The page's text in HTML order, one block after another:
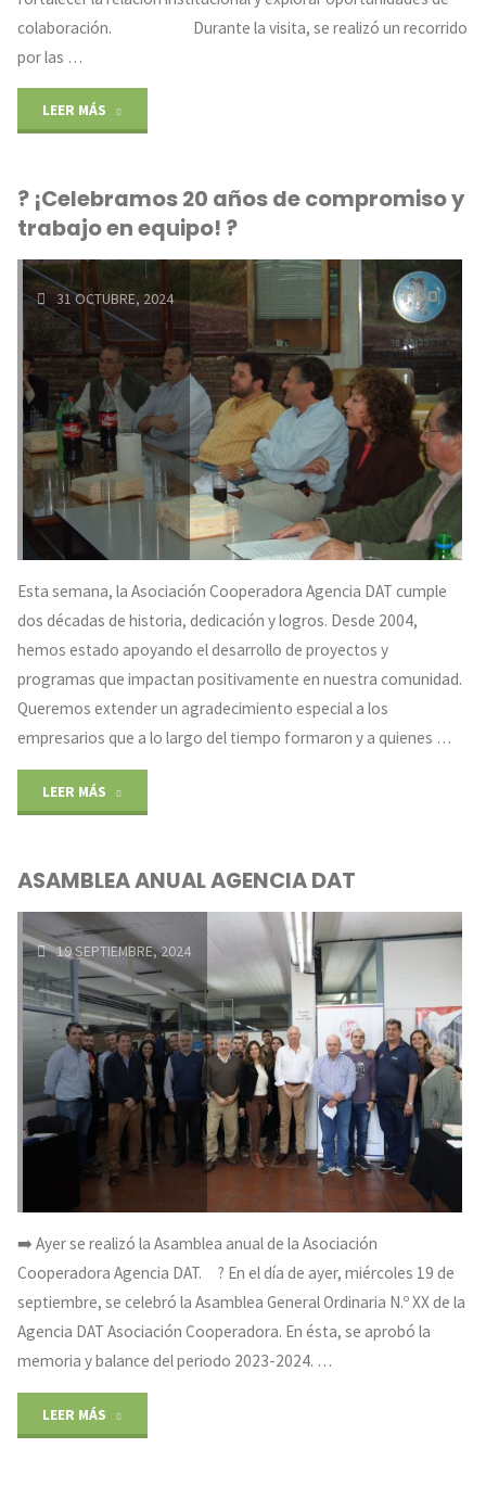
colaboración. Durante la visita, se realizó un recorrido
por las …
LEER MÁS
Banco
Macro"
? ¡Celebramos 20 años de compromiso y
trabajo en equipo! ?
31 OCTUBRE, 2024
Esta semana, la Asociación Cooperadora Agencia DAT cumple
dos décadas de historia, dedicación y logros. Desde 2004,
hemos estado apoyando el desarrollo de proyectos y
programas que impactan positivamente en nuestra comunidad.
Queremos extender un agradecimiento especial a los
empresarios que a lo largo del tiempo formaron y a quienes …
LEER MÁS
20
años
de
compromiso
y
trabajo
?"
ASAMBLEA ANUAL AGENCIA DAT
19 SEPTIEMBRE, 2024
➡️ Ayer se realizó la Asamblea anual de la Asociación
Cooperadora Agencia DAT. ? En el día de ayer, miércoles 19 de
septiembre, se celebró la Asamblea General Ordinaria N.º XX de la
Agencia DAT Asociación Cooperadora. En ésta, se aprobó la
memoria y balance del periodo 2023-2024. …
LEER MÁS